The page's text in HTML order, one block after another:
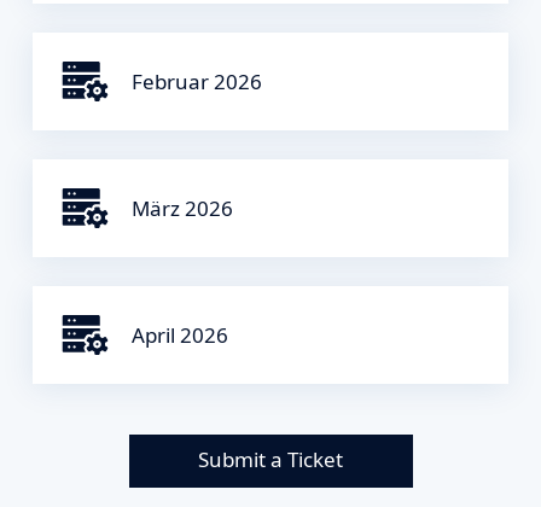
Februar 2026
März 2026
April 2026
Submit a Ticket